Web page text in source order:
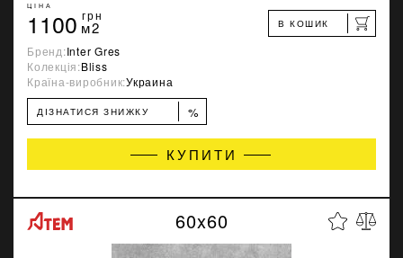
ЦІНА
1100 грн
м2 В КОШИК
Бренд:Inter Gres
Колекція:Bliss
Країна-виробник:Украина
ДІЗНАТИСЯ ЗНИЖКУ %
КУПИТИ
60x60